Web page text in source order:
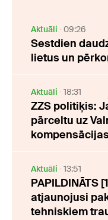
Aktuāli 09:26
Sestdien
lietus un
Aktuāli 18:31
ZZS politiķis:
pārceltu uz
Aktuāli 13:51
PAPILDINĀTS
atjaunojusi
tehniskiem